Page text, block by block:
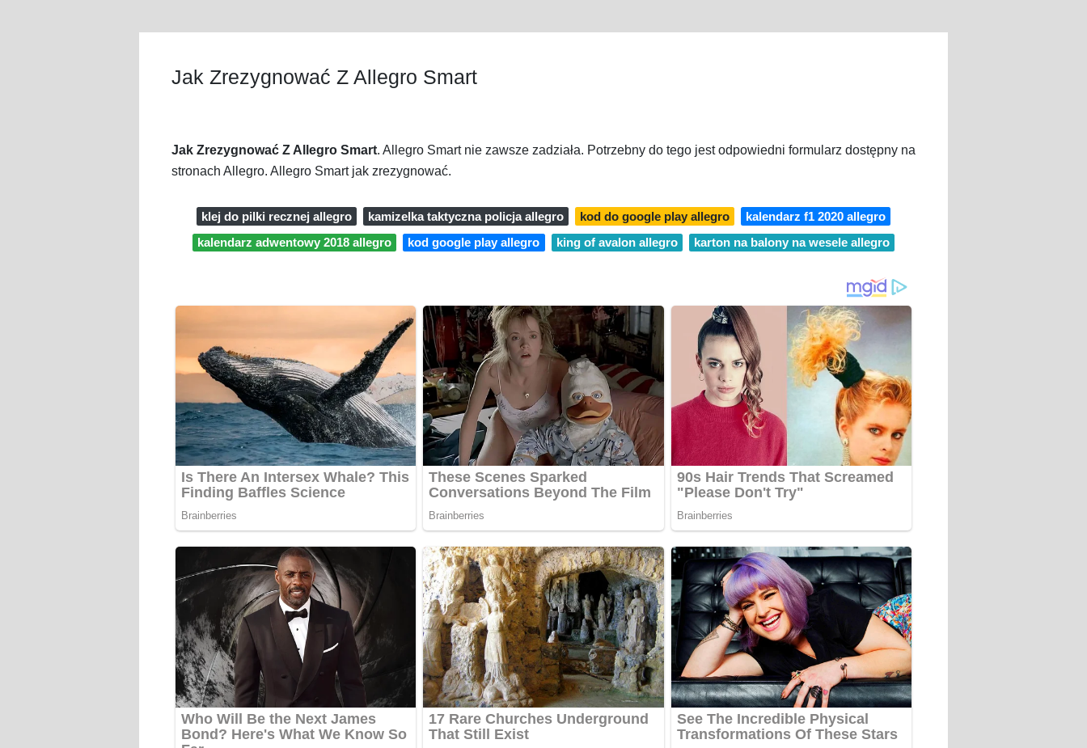
Jak Zrezygnować Z Allegro Smart
Jak Zrezygnować Z Allegro Smart. Allegro Smart nie zawsze zadziała. Potrzebny do tego jest odpowiedni formularz dostępny na
stronach Allegro. Allegro Smart jak zrezygnować.
klej do pilki recznej allegro kamizelka taktyczna policja allegro kod do google play allegro
kalendarz f1 2020 allegro
kalendarz adwentowy 2018 allegro
kod google play allegro king of avalon allegro karton na balony na wesele allegro